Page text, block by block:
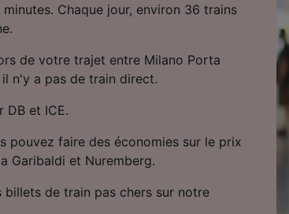
Chaque jour, environ 36 trains
de votre trajet entre Milano Porta
n'y a pas de train direct.
DB et ICE.
pouvez faire des économies sur le prix
Garibaldi et Nuremberg.
billets de train pas chers sur notre